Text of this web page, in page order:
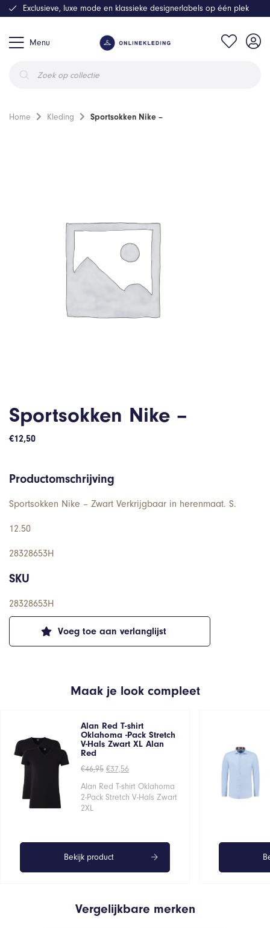
Menu
zoeken
Exclusieve, luxe mode en klassieke designerlabels op één plek
Home Kleding Sportsokken Nike –
Sportsokken Nike –
€12,50
Voeg toe aan verlanglijst
Productomschrijving
Sportsokken Nike – Zwart Verkrijgbaar in herenmaat. S.
12.50
28328653H
SKU
28328653H
Maak je look compleet
Alan Red T-shirt
Oklahoma -Pack Stretch
V-Hals Zwart XL Alan
Red
€46,95 Oorspronkelijke
was:
€46,95.
€37,56Huidige
is:
€37,56.
Alan Red T-shirt Oklahoma
2-Pack Stretch V-Hals Zwart
2XL
Bekijk product
Vergelijkbare merken